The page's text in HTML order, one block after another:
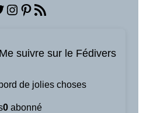
Instagram
Pinterest
Flux RSS
Me suivre sur le Fédivers
de jolies choses
0 abonné